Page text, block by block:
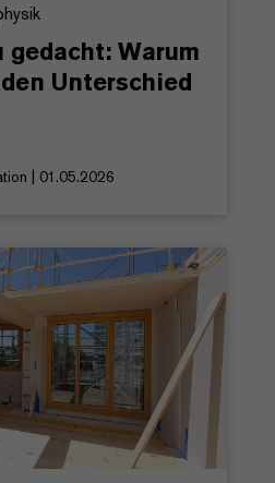
gedacht: Warum
Unterschied
| 01.05.2026